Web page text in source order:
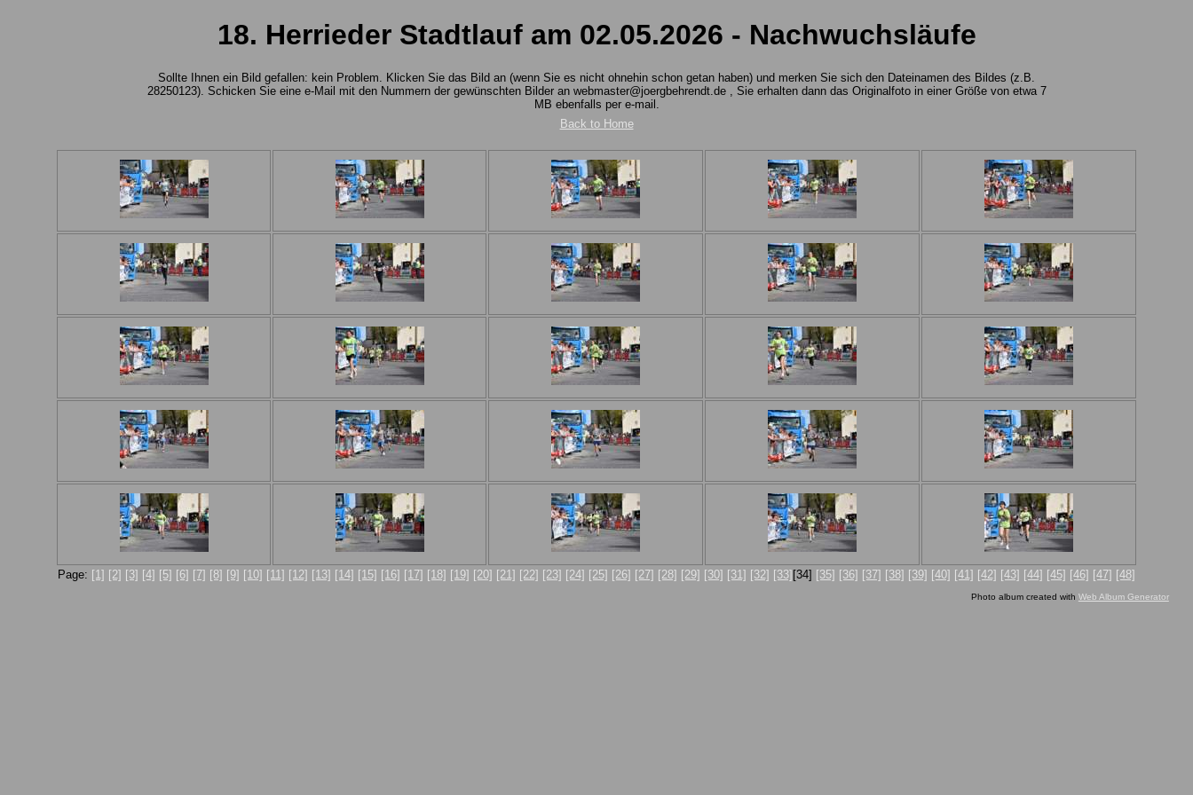
18. Herrieder Stadtlauf am 02.05.2026 - Nachwuchsläufe
Sollte Ihnen ein Bild gefallen: kein Problem. Klicken Sie das Bild an (wenn Sie es nicht ohnehin schon getan haben) und merken Sie sich den Dateinamen des Bildes (z.B.
28250123). Schicken Sie eine e-Mail mit den Nummern der gewünschten Bilder an webmaster@joergbehrendt.de , Sie erhalten dann das Originalfoto in einer Größe von etwa 7
MB ebenfalls per e-mail.
Back to Home
Page: [1] [2] [3] [4] [5] [6] [7] [8] [9] [10] [11] [12] [13] [14] [15] [16] [17] [18] [19] [20] [21] [22] [23] [24] [25] [26] [27] [28] [29] [30] [31] [32] [33] [34] [35] [36] [37] [38] [39] [40] [41] [42] [43] [44] [45] [46] [47] [48]
Photo album created with Web Album Generator